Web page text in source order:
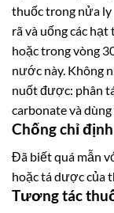
thuốc trong nửa
rã và uống các
hoặc trong vòng
nước này. Không
nuốt được: phân
carbonate và
Chống chỉ
Đã biết quá mẫn
hoặc tá dược của
Tương tác